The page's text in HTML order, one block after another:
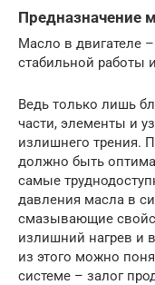
Предназначение
Масло в двигателе
стабильной работы
Ведь только лишь
части, элементы и
излишнего трения.
должно быть
самые
давления масла в
смазывающие
излишний нагрев и
из этого можно
системе – залог